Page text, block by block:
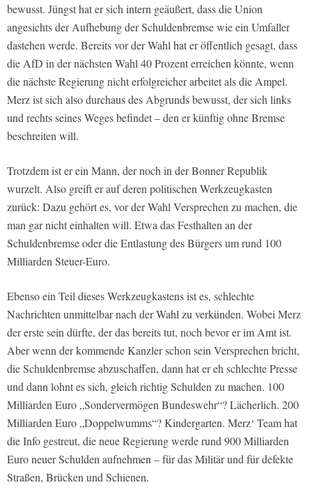
bewusst. Jüngst hat er sich intern geäußert, dass die Union
angesichts der Aufhebung der Schuldenbremse wie ein Umfaller
dastehen werde. Bereits vor der Wahl hat er öffentlich gesagt, dass
die AfD in der nächsten Wahl 40 Prozent erreichen könnte, wenn
die nächste Regierung nicht erfolgreicher arbeitet als die Ampel.
Merz ist sich also durchaus des Abgrunds bewusst, der sich links
und rechts seines Weges befindet – den er künftig ohne Bremse
beschreiten will.
Trotzdem ist er ein Mann, der noch in der Bonner Republik
wurzelt. Also greift er auf deren politischen Werkzeugkasten
zurück: Dazu gehört es, vor der Wahl Versprechen zu machen, die
man gar nicht einhalten will. Etwa das Festhalten an der
Schuldenbremse oder die Entlastung des Bürgers um rund 100
Milliarden Steuer-Euro.
Ebenso ein Teil dieses Werkzeugkastens ist es, schlechte
Nachrichten unmittelbar nach der Wahl zu verkünden. Wobei Merz
der erste sein dürfte, der das bereits tut, noch bevor er im Amt ist.
Aber wenn der kommende Kanzler schon sein Versprechen bricht,
die Schuldenbremse abzuschaffen, dann hat er eh schlechte Presse
und dann lohnt es sich, gleich richtig Schulden zu machen. 100
Milliarden Euro „Sondervermögen Bundeswehr“? Lächerlich. 200
Milliarden Euro „Doppelwumms“? Kindergarten. Merz‘ Team hat
die Info gestreut, die neue Regierung werde rund 900 Milliarden
Euro neuer Schulden aufnehmen – für das Militär und für defekte
Straßen, Brücken und Schienen.